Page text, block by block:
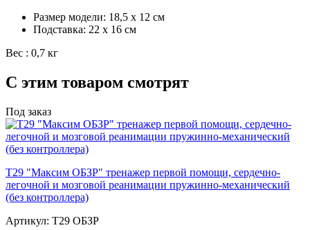
Размер модели: 18,5 x 12 см
Подставка: 22 x 16 см
Вес : 0,7 кг
С этим товаром смотрят
Под заказ
Т29 "Максим ОБЗР" тренажер первой помощи, сердечно-
легочной и мозговой реанимации пружинно-механический
(без контроллера)
Артикул: Т29 ОБЗР